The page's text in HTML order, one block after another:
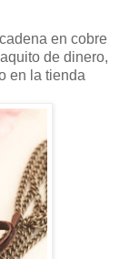
en cobre
de dinero,
en la tienda